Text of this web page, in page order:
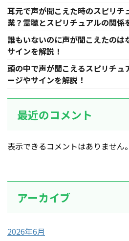
耳元で声が聞こえた時のスピリチ
業？霊聴とスピリチュアルの関係
誰もいないのに声が聞こえたのは
サインを解説！
頭の中で声が聞こえるスピリチュ
ージやサインを解説！
最近のコメント
表示できるコメントはありません。
アーカイブ
2026年6月